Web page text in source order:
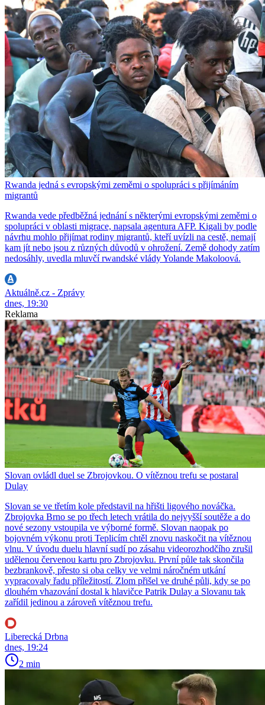
Rwanda jedná s evropskými zeměmi o spolupráci s přijímáním
migrantů
Rwanda vede předběžná jednání s některými evropskými zeměmi o
spolupráci v oblasti migrace, napsala agentura AFP. Kigali by podle
návrhu mohlo přijímat rodiny migrantů, kteří uvízli na cestě, nemají
kam jít nebo jsou z různých důvodů v ohrožení. Země dohody zatím
nedosáhly, uvedla mluvčí rwandské vlády Yolande Makoloová.
Aktuálně.cz - Zprávy
dnes, 19:30
Reklama
Slovan ovládl duel se Zbrojovkou. O vítěznou trefu se postaral
Dulay
Slovan se ve třetím kole představil na hřišti ligového nováčka.
Zbrojovka Brno se po třech letech vrátila do nejvyšší soutěže a do
nové sezony vstoupila ve výborné formě. Slovan naopak po
bojovném výkonu proti Teplicím chtěl znovu naskočit na vítěznou
vlnu. V úvodu duelu hlavní sudí po zásahu videorozhodčího zrušil
udělenou červenou kartu pro Zbrojovku. První půle tak skončila
bezbrankově, přesto si oba celky ve velmi náročném utkání
vypracovaly řadu příležitostí. Zlom přišel ve druhé půli, kdy se po
dlouhém vhazování dostal k hlavičce Patrik Dulay a Slovanu tak
zařídil jedinou a zároveň vítěznou trefu.
Liberecká Drbna
dnes, 19:24
2 min